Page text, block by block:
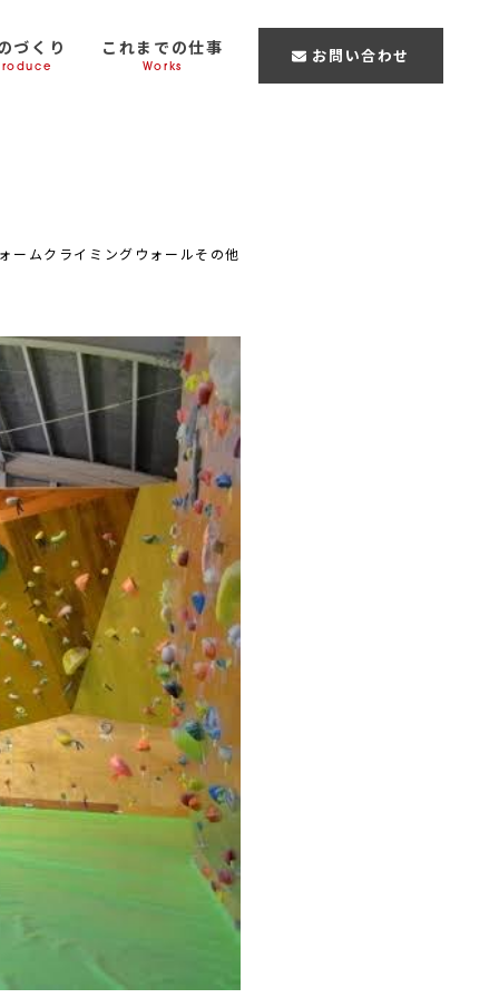
づくり これまでの仕事
Works
お問い合わせ
ームクライミングウォールその他